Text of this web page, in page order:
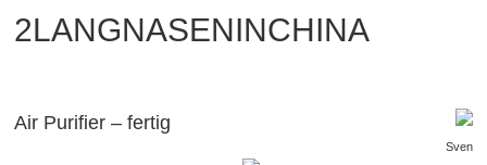
2LANGNASENINCHINA
Air Purifier – fertig
Sven